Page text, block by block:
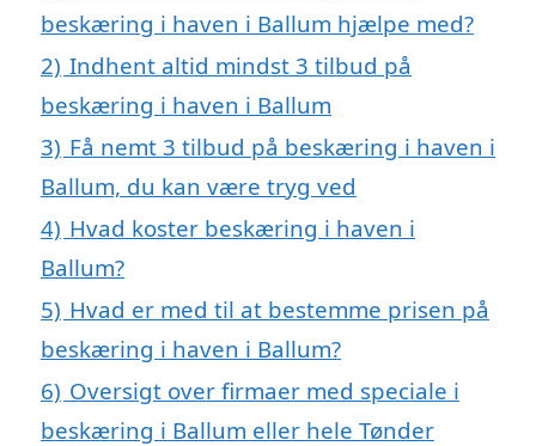
beskæring i haven i Ballum hjælpe med?
2) Indhent altid mindst 3 tilbud på
beskæring i haven i Ballum
3) Få nemt 3 tilbud på beskæring i haven i
Ballum, du kan være tryg ved
4) Hvad koster beskæring i haven i
Ballum?
5) Hvad er med til at bestemme prisen på
beskæring i haven i Ballum?
6) Oversigt over firmaer med speciale i
beskæring i Ballum eller hele Tønder